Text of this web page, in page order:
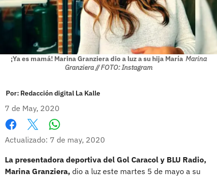
¡Ya es mamá! Marina Granziera dio a luz a su hija María Marina
Granziera // FOTO: Instagram
Por: Redacción digital La Kalle
7 de May, 2020
Facebook
X
Actualizado: 7 de may, 2020
La presentadora deportiva del Gol Caracol y BLU Radio,
Marina Granziera, dio a luz este martes 5 de mayo a su